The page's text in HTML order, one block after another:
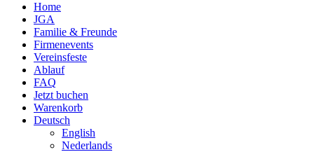
Home
JGA
Familie & Freunde
Fir­men­events
Ver­eins­feste
Ablauf
FAQ
Jetzt buchen
Warenkorb
Deutsch
English
Neder­lands